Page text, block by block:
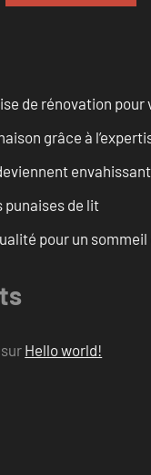
de rénovation pour
grâce à
punaises de lit
pour un
sur Hello world!